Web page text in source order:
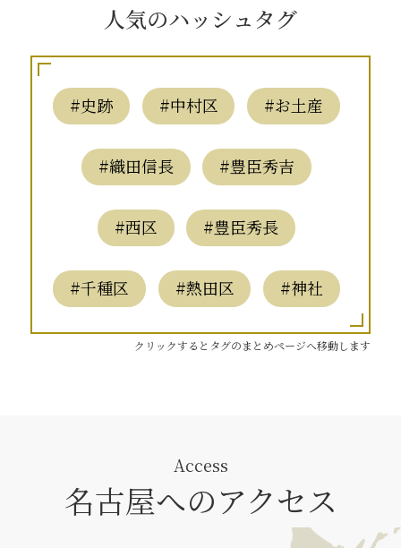
人気のハッシュタグ
#史跡 #中村区 #お土産
#織田信長 #豊臣秀吉
#西区 #豊臣秀長
#千種区 #熱田区 #神社
クリックするとタグのまとめページへ移動します
Access
名古屋へのアクセス